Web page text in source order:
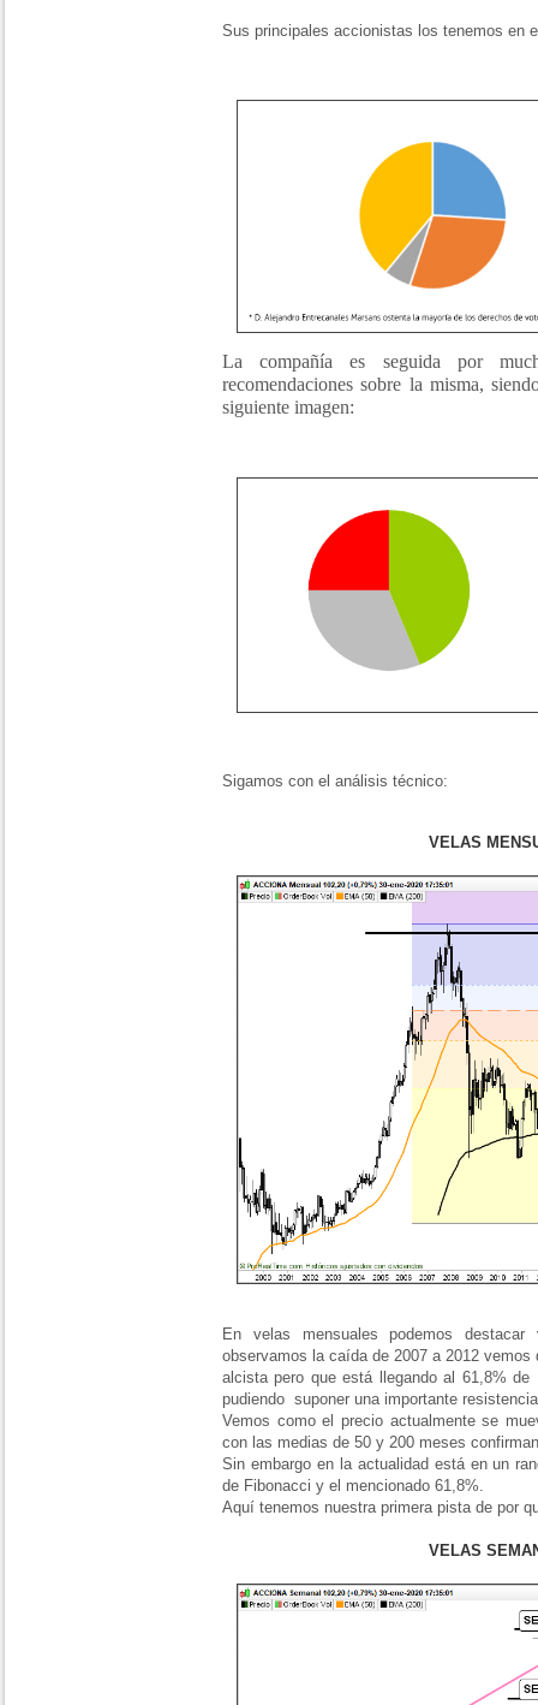
Sus principales accionistas los tenemos en
La compañía es seguida por
recomendaciones sobre la misma,
siguiente imagen:
Sigamos con el análisis técnico:
VELAS
En velas mensuales podemos
observamos la caída de 2007 a 2012
alcista pero que está llegando al 61,8%
pudiendo suponer una importante
Vemos como el precio actualmente se
con las medias de 50 y 200 meses
Sin embargo en la actualidad está en un
de Fibonacci y el mencionado 61,8%.
Aquí tenemos nuestra primera pista de por
VELAS